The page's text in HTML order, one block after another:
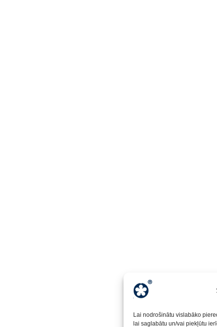
Lai nodrošinātu vislabāko
lai saglabātu un/vai piekļūtu